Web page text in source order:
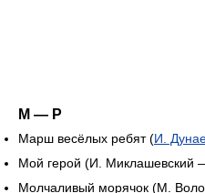
М — Р
Марш весёлых ребят (И.
Мой герой (И. Миклашевский
Молчаливый морячок (М.